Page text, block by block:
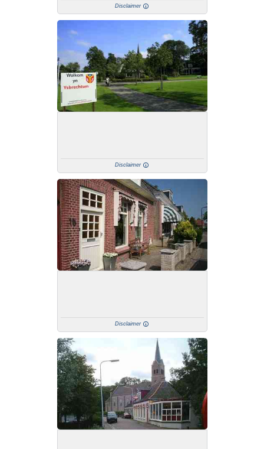
Disclaimer
Disclaimer
Disclaimer